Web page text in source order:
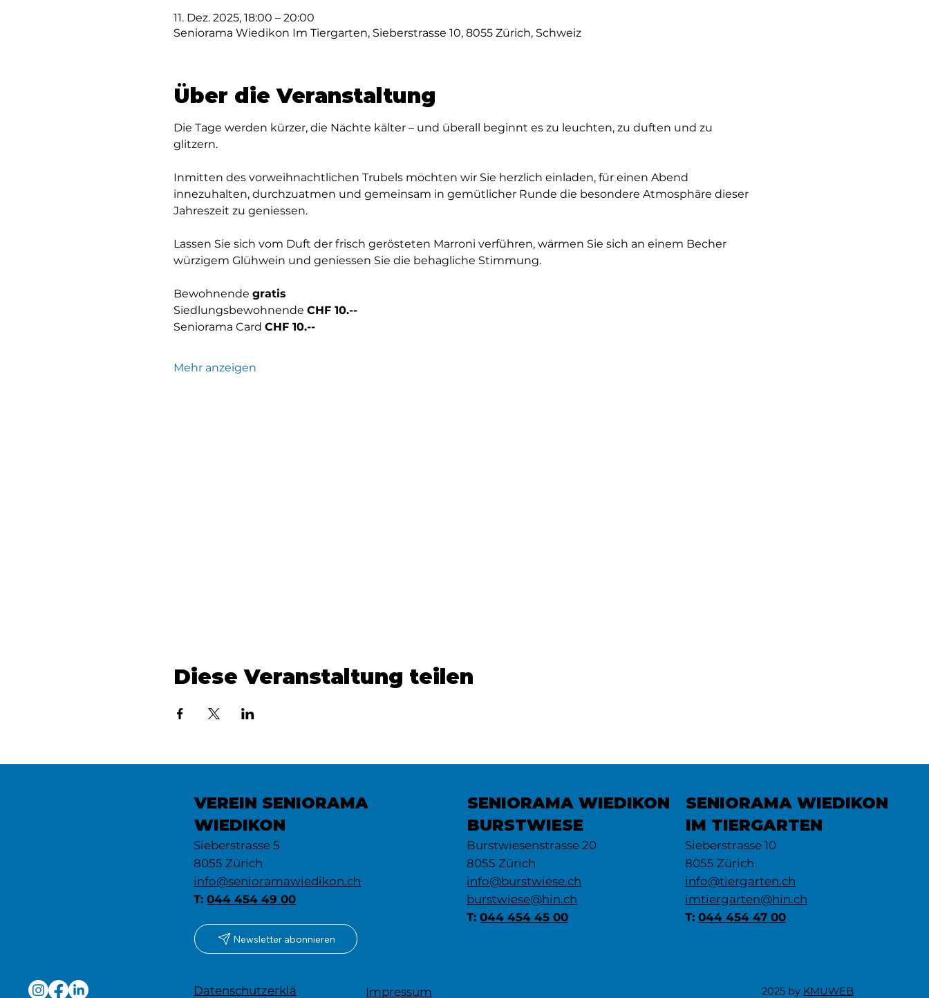
11. Dez. 2025, 18:00 – 20:00
Seniorama Wiedikon Im Tiergarten, Sieberstrasse 10, 8055 Zürich, Schweiz
Über die Veranstaltung
Die Tage werden kürzer, die Nächte kälter – und überall beginnt es zu leuchten, zu duften und zu
glitzern.
Inmitten des vorweihnachtlichen Trubels möchten wir Sie herzlich einladen, für einen Abend
innezuhalten, durchzuatmen und gemeinsam in gemütlicher Runde die besondere Atmosphäre dieser
Jahreszeit zu geniessen.
Lassen Sie sich vom Duft der frisch gerösteten Marroni verführen, wärmen Sie sich an einem Becher
würzigem Glühwein und geniessen Sie die behagliche Stimmung.
Bewohnende gratis
Siedlungsbewohnende CHF 10.--
Seniorama Card CHF 10.--
Mehr anzeigen
Diese Veranstaltung teilen
VEREIN SENIORAMA
WIEDIKON
Sieberstrasse 5
8055 Zürich
info@senioramawiedikon.ch
T:044 454 49 00
Newsletter abonnieren
SENIORAMA WIEDIKON
BURSTWIESE
Burstwiesenstrasse 20
8055 Zürich
info@burstwiese.ch
burstwiese@hin.ch
T:044 454 45 00
SENIORAMA WIEDIKON
IM TIERGARTEN
Sieberstrasse 10
8055 Zürich
info@tiergarten.ch
imtiergarten@hin.ch
T:044 454 47 00
Datenschutzerklä Impressum 2025 by KMUWEB